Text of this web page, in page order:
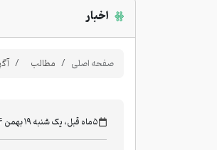
اخبار
صفحه اصلی مطالب
‫۵ ماه قبل، یک شنبه ۱۹ بهمن ۱۴۰۴، ساعت ۱۲:۳۱